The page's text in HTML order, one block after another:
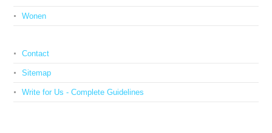
Wonen
Contact
Sitemap
Write for Us - Complete Guidelines